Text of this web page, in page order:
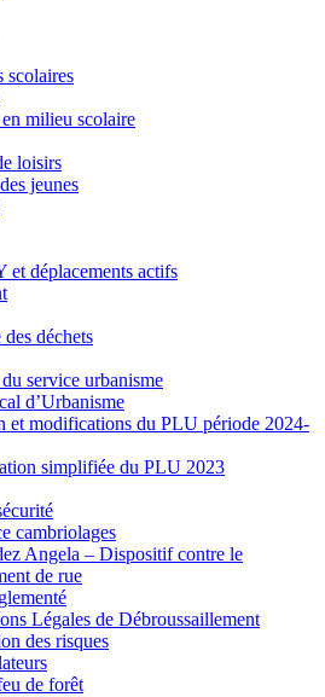
scolaires
milieu scolaire
loisirs
jeunes
et déplacements actifs
déchets
service urbanisme
d’Urbanisme
et modifications du PLU période 2024-
simplifiée du PLU 2023
cambriolages
Angela – Dispositif contre le
de rue
Légales de Débroussaillement
des risques
de forêt